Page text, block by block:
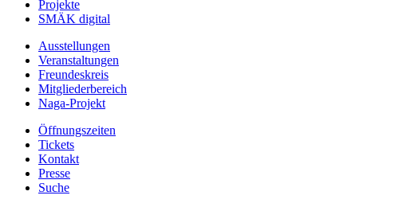
Projekte
SMÄK digital
Ausstellungen
Veranstaltungen
Freundeskreis
Mitgliederbereich
Naga-Projekt
Öffnungszeiten
Tickets
Kontakt
Presse
Suche